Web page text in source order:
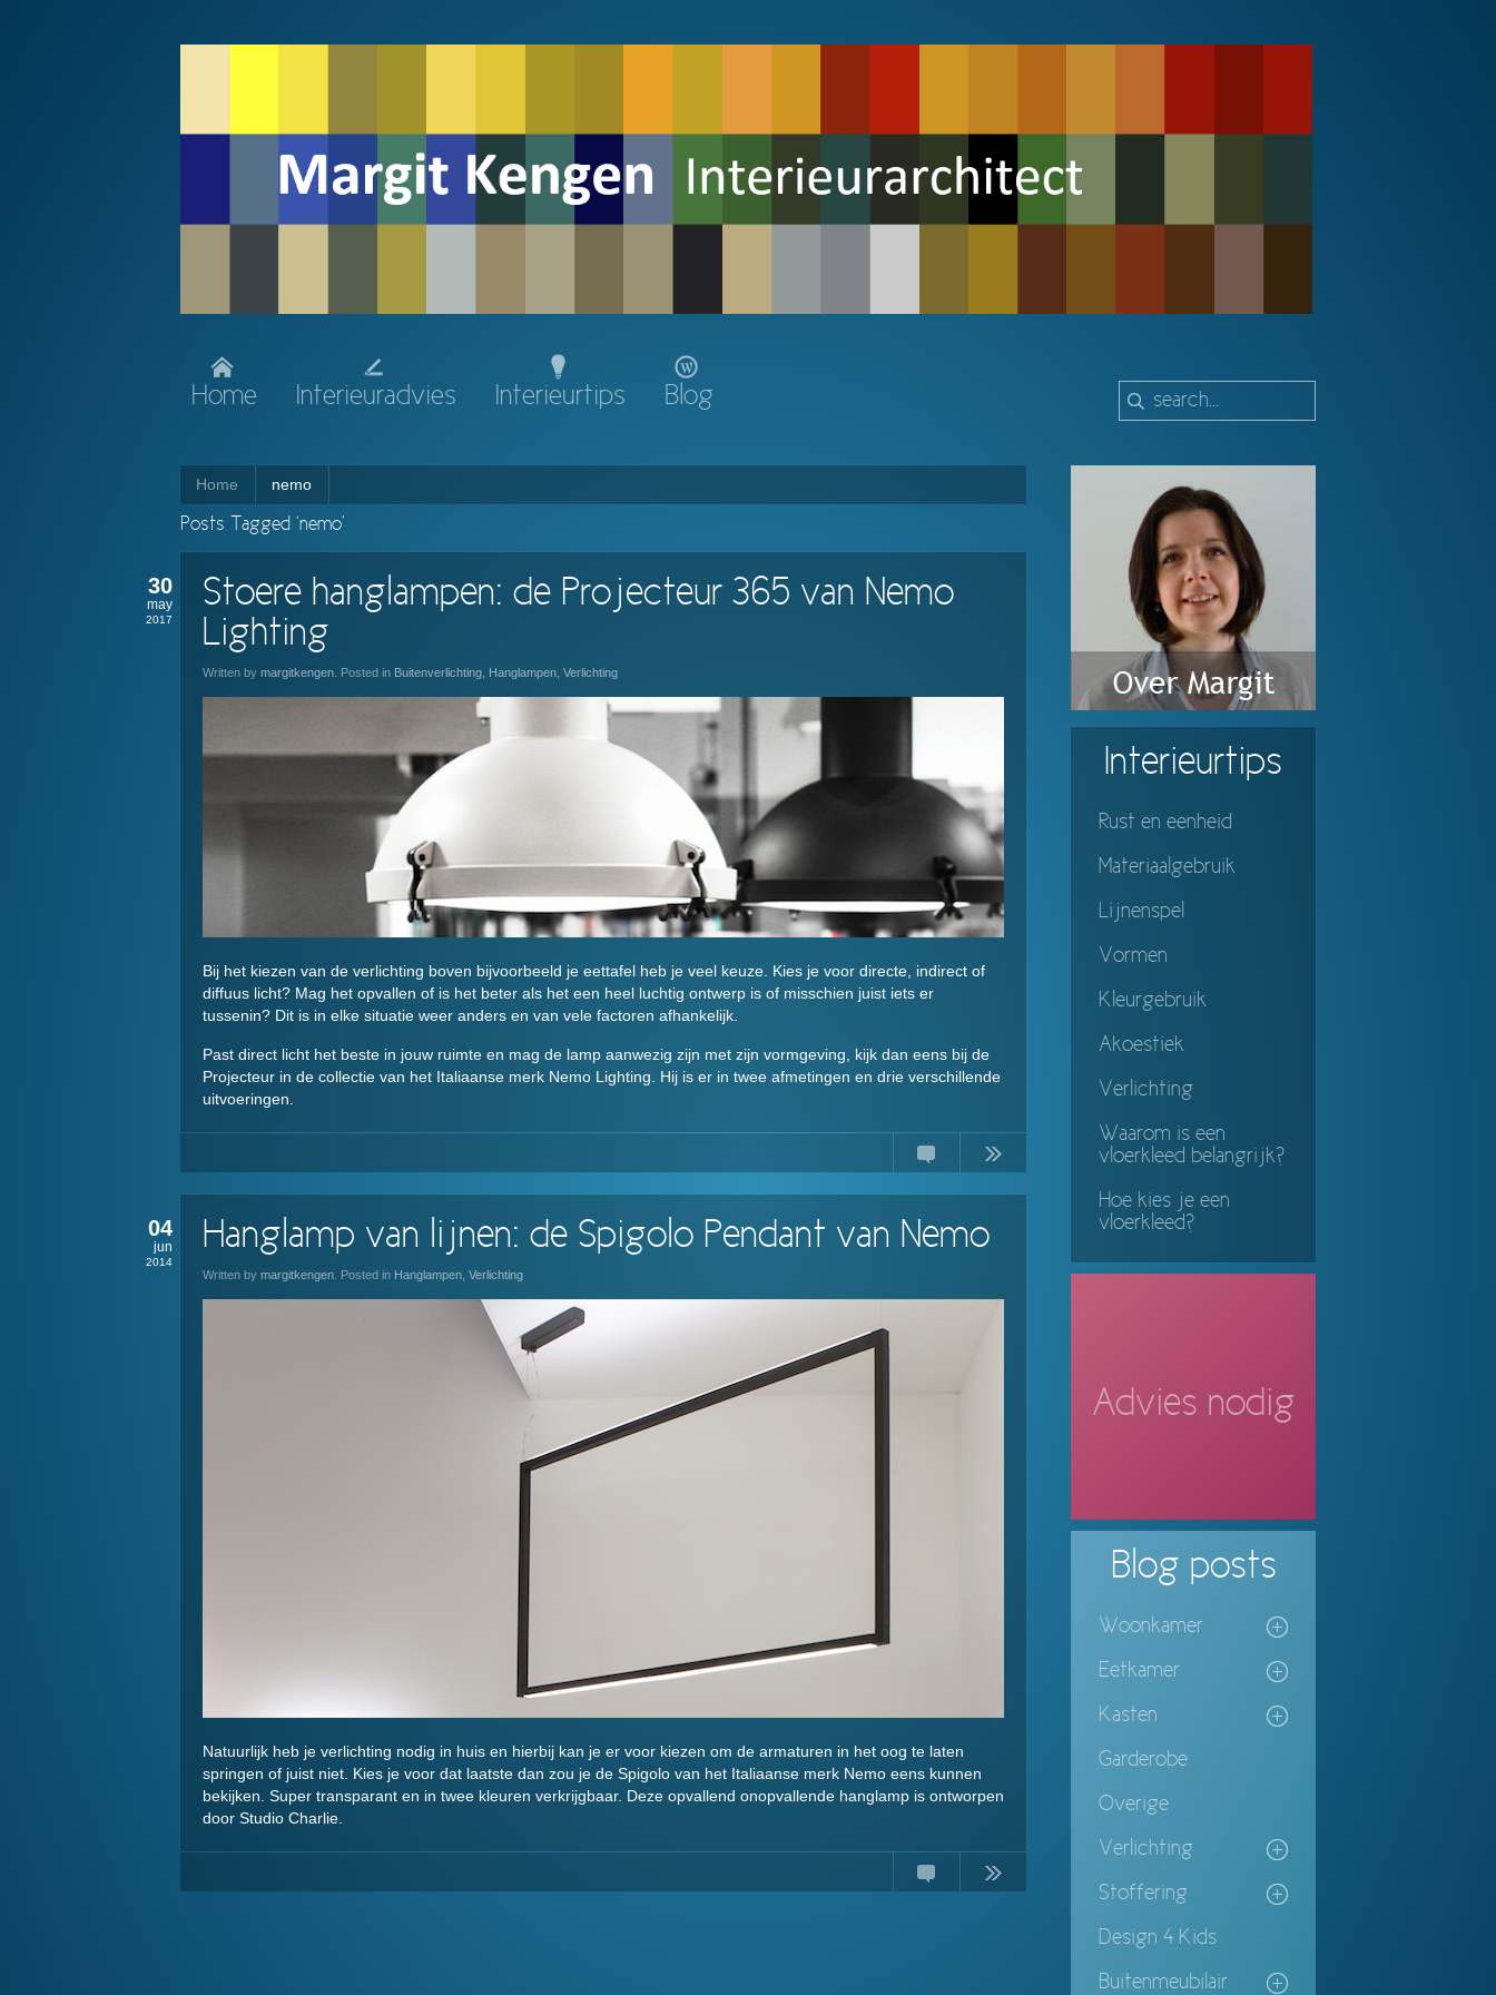
Home Interieuradvies Interieurtips Blog
Home nemo
Posts Tagged ‘nemo’
30
may
2017
Stoere hanglampen: de Projecteur 365 van Nemo
Lighting
Written by margitkengen . Posted in Buitenverlichting Hanglampen Verlichting
Bij het kiezen van de verlichting boven bijvoorbeeld je eettafel heb je veel keuze. Kies je voor directe, indirect of
diffuus licht? Mag het opvallen of is het beter als het een heel luchtig ontwerp is of misschien juist iets er
tussenin? Dit is in elke situatie weer anders en van vele factoren afhankelijk.
Past direct licht het beste in jouw ruimte en mag de lamp aanwezig zijn met zijn vormgeving, kijk dan eens bij de
Projecteur in de collectie van het Italiaanse merk Nemo Lighting. Hij is er in twee afmetingen en drie verschillende
uitvoeringen.
Continue
Reading
Comments
04
jun
2014
Hanglamp van lijnen: de Spigolo Pendant van Nemo
Written by margitkengen . Posted in Hanglampen Verlichting
Natuurlijk heb je verlichting nodig in huis en hierbij kan je er voor kiezen om de armaturen in het oog te laten
springen of juist niet. Kies je voor dat laatste dan zou je de Spigolo van het Italiaanse merk Nemo eens kunnen
bekijken. Super transparant en in twee kleuren verkrijgbaar. Deze opvallend onopvallende hanglamp is ontworpen
door Studio Charlie.
Interieurtips
Rust en eenheid
Materiaalgebruik
Lijnenspel
Vormen
Kleurgebruik
Akoestiek
Verlichting
Waarom is een
vloerkleed belangrijk?
Hoe kies je een
vloerkleed?
Advies nodig
Blog posts
Woonkamer
Eetkamer
Kasten
Garderobe
Overige
Verlichting
Stoffering
Design 4 Kids
Buitenmeubilair